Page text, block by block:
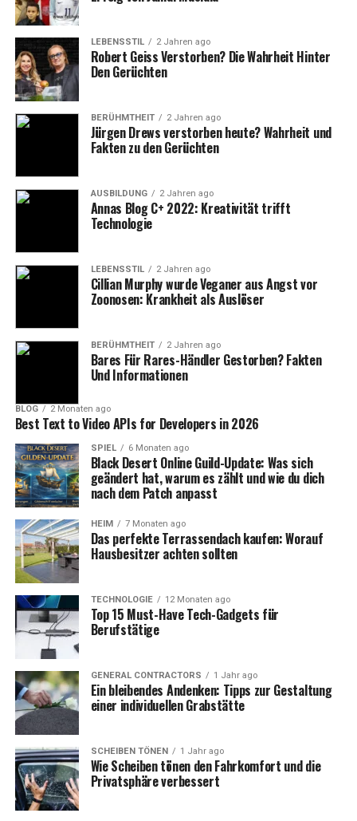
Gildenschiffe und Reittier-Progression. Zusätzlich gibt
es Folge-Anpassungen für Star’s End sowie Änderungen
an Olvia Academy-Quests.
Die gemeinsame Idee ist simpel: weniger versteckte
trägt alles“, und mehr Kontrolle darüber, wann
Fortschritt angewendet wird.
Gilden-Crafting wurde neu
aufgebaut, um die Last zu
verteilen
Was sich geändert hat
Fortschritt weniger von einem einzigen, festen Crafter
abhängt.
Weniger Rezepte
Mehr geteilte/allgemeine Materialien
Ein System, das Beiträge mehrerer Mitglieder
fördert, statt alles auf eine Person zu bündeln
Was das praktisch bedeutet
Wenn eure Gilde früher auf eine „Logistik-Person“
angewiesen war, lohnt sich jetzt ein Ablauf, der auch bei
normalen Ausfällen stabil bleibt:
Verantwortlichkeiten auf mehrere Leute
verteilen (Sammeln, Kaufen, Transport, Lager)
LEBENSSTIL 2 Jahren ago
Robert Geiss Verstorben? Die Wahrheit Hinter
Den Gerüchten
BERÜHMTHEIT 2 Jahren ago
Jürgen Drews verstorben heute? Wahrheit und
Fakten zu den Gerüchten
AUSBILDUNG 2 Jahren ago
Annas Blog C+ 2022: Kreativität trifft
Technologie
LEBENSSTIL 2 Jahren ago
Cillian Murphy wurde Veganer aus Angst vor
Zoonosen: Krankheit als Auslöser
BERÜHMTHEIT 2 Jahren ago
Bares Für Rares-Händler Gestorben? Fakten
Und Informationen
BLOG 2 Monaten ago
Best Text to Video APIs for Developers in 2026
SPIEL 6 Monaten ago
Black Desert Online Guild-Update: Was sich
geändert hat, warum es zählt und wie du dich
nach dem Patch anpasst
HEIM 7 Monaten ago
Das perfekte Terrassendach kaufen: Worauf
Hausbesitzer achten sollten
TECHNOLOGIE 12 Monaten ago
Top 15 Must-Have Tech-Gadgets für
Berufstätige
GENERAL CONTRACTORS 1 Jahr ago
Ein bleibendes Andenken: Tipps zur Gestaltung
einer individuellen Grabstätte
SCHEIBEN TÖNEN 1 Jahr ago
Wie Scheiben tönen den Fahrkomfort und die
Privatsphäre verbessert